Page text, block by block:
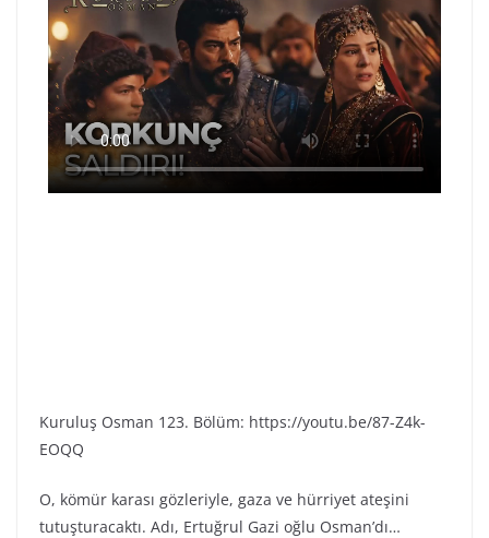
Kuruluş Osman 123. Bölüm: https://youtu.be/87-Z4k-
EOQQ
O, kömür karası gözleriyle, gaza ve hürriyet ateşini
tutuşturacaktı. Adı, Ertuğrul Gazi oğlu Osman’dı…